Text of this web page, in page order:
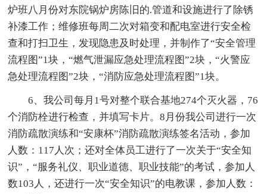
炉班八月份对东院锅炉房陈旧的.管道和设施进行了除锈
补漆工作；维修班每周二次对箱变和配电室进行安全检
查和打扫卫生，发现隐患及时处理，并制作了“安全管理
流程图”1块，“燃气泄漏应急处理流程图”2块，“火警应
急处理流程图”2块，“消防应急处理流程图”1块。
6、我公司每月1号对整个联合基地274个灭火器，76
个消防栓进行检查，并填写卡片。8月份我公司进行一次
消防疏散演练和“安康杯”消防疏散演练签名活动，参加
人数：117人次；还对全体员工进行了一次关于“安全知
识”，“服务礼仪、职业道德、职业技能”的考试，参加人
数103人，还进行一次“安全知识”的电教课，参加人数：